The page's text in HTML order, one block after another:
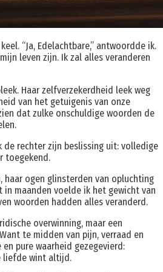
“Ja, Edelachtbare,” antwoordde ik.
leven zijn. Ik zal alles veranderen
Haar zelfverzekerdheid leek weg
van het getuigenis van onze
dat zulke onschuldige woorden de
de rechter zijn beslissing uit: volledige
toegekend.
haar ogen glinsterden van opluchting
in maanden voelde ik het gewicht van
woorden hadden alles veranderd.
overwinning, maar een
te midden van pijn, verraad en
pure waarheid gezegevierd:
liefde wint altijd.